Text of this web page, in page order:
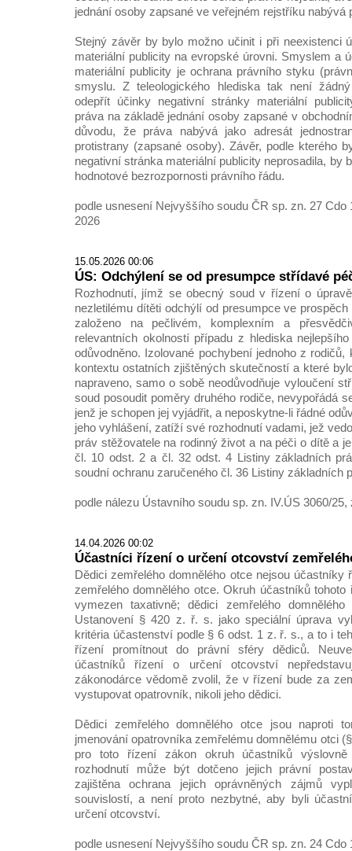
jednání osoby zapsané ve veřejném rejstříku nabývá
Stejný závěr by bylo možno učinit i při neexistenci
materiální publicity na evropské úrovni. Smyslem a
materiální publicity je ochrana právního styku
smyslu. Z teleologického hlediska tak není
odepřít účinky negativní stránky materiální
práva na základě jednání osoby zapsané v
důvodu, že práva nabývá jako adresát
protistrany (zapsané osoby). Závěr, podle kterého
negativní stránka materiální publicity neprosadila, by
hodnotové bezrozpornosti právního řádu.
podle usnesení Nejvyššího soudu ČR sp. zn. 27 Cdo
2026
15.05.2026 00:06
ÚS: Odchýlení se od presumpce střídavé
Rozhodnutí, jímž se obecný soud v řízení o
nezletilému dítěti odchýlí od presumpce ve
založeno na pečlivém, komplexním a
relevantních okolností případu z hlediska
odůvodněno. Izolované pochybení jednoho z rodičů,
kontextu ostatních zjištěných skutečností a které
napraveno, samo o sobě neodůvodňuje vyloučení
soud posoudit poměry druhého rodiče, nevypořádá
jenž je schopen jej vyjádřit, a neposkytne-li řádné
jeho vyhlášení, zatíží své rozhodnutí vadami, jež
práv stěžovatele na rodinný život a na péči o dítě a
čl. 10 odst. 2 a čl. 32 odst. 4 Listiny základních
soudní ochranu zaručeného čl. 36 Listiny základních
podle nálezu Ústavního soudu sp. zn. IV.ÚS 3060/25,
14.04.2026 00:02
Účastníci řízení o určení otcovství
Dědici zemřelého domnělého otce nejsou
zemřelého domnělého otce. Okruh účastníků
vymezen taxativně; dědici zemřelého
Ustanovení § 420 z. ř. s. jako speciální úprava
kritéria účastenství podle § 6 odst. 1 z. ř. s., a to i
řízení promítnout do právní sféry dědiců.
účastníků řízení o určení otcovství
zákonodárce vědomě zvolil, že v řízení bude za
vystupovat opatrovník, nikoli jeho dědici.
Dědici zemřelého domnělého otce jsou naproti
jmenování opatrovníka zemřelému domnělému otci
pro toto řízení zákon okruh účastníků
rozhodnutí může být dotčeno jejich právní
zajištěna ochrana jejich oprávněných zájmů
souvislostí, a není proto nezbytné, aby byli
určení otcovství.
podle usnesení Nejvyššího soudu ČR sp. zn. 24 Cdo